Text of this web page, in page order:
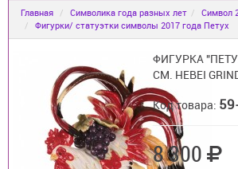
Главная Символика года разных лет
Символ
Фигурки/ статуэтки символы 2017 года Петух
ФИГУРКА
СМ. HEBEI
Код товара:
8 300